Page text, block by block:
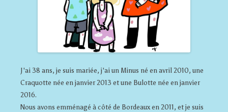
J'ai 38 ans, je suis mariée, j'ai un Minus né en avril 2010, une
Craquotte née en janvier 2013 et une Bulotte née en janvier
2016.
Nous avons emménagé à côté de Bordeaux en 2011, et je suis